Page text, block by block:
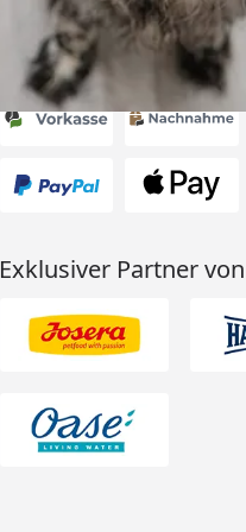
Akzeptierte
Exklusiver Partner von